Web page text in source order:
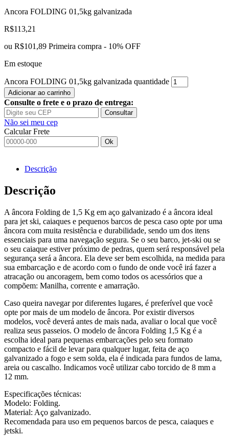
Ancora FOLDING 01,5kg galvanizada
R$113,21
ou R$101,89 Primeira compra - 10% OFF
Em estoque
Ancora FOLDING 01,5kg galvanizada quantidade
Adicionar ao carrinho
Consulte o frete e o prazo de entrega:
Consultar
Não sei meu cep
Calcular Frete
Ok
Descrição
Descrição
A âncora Folding de 1,5 Kg em aço galvanizado é a âncora ideal
para jet ski, caiaques e pequenos barcos de pesca caso opte por uma
âncora com muita resistência e durabilidade, sendo um dos itens
essenciais para uma navegação segura. Se o seu barco, jet-ski ou se
o seu caiaque estiver próximo de pedras, quem será responsável pela
segurança será a âncora. Ela deve ser bem escolhida, na medida para
sua embarcação e de acordo com o fundo de onde você irá fazer a
atracação ou ancoragem, bem como todos os acessórios que a
compõem: Manilha, corrente e amarração.
Caso queira navegar por diferentes lugares, é preferível que você
opte por mais de um modelo de âncora. Por existir diversos
modelos, você deverá antes de mais nada, avaliar o local que você
realiza seus passeios. O modelo de âncora Folding 1,5 Kg é a
escolha ideal para pequenas embarcações pelo seu formato
compacto e fácil de levar para qualquer lugar, feita de aço
galvanizado a fogo e sem solda, ela é indicada para fundos de lama,
areia ou cascalho. Indicamos você utilizar cabo torcido de 8 mm a
12 mm.
Especificações técnicas:
Modelo: Folding.
Material: Aço galvanizado.
Recomendada para uso em pequenos barcos de pesca, caiaques e
jetski.